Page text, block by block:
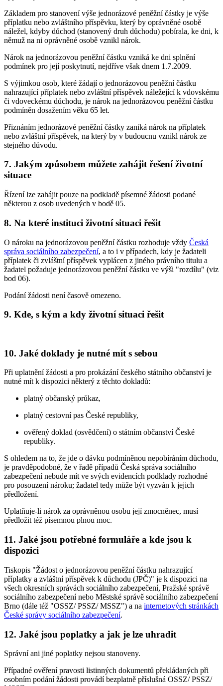
Základem pro stanovení výše jednorázové peněžní částky je výše
příplatku nebo zvláštního příspěvku, který by oprávněné osobě
náležel, kdyby důchod (stanovený druh důchodu) pobírala, ke dni, k
němuž na ni oprávněné osobě vznikl nárok.
Nárok na jednorázovou peněžní částku vzniká ke dni splnění
podmínek pro její poskytnutí, nejdříve však dnem 1.7.2009.
S výjimkou osob, které žádají o jednorázovou peněžní částku
nahrazující příplatek nebo zvláštní příspěvek náležející k vdovskému
či vdoveckému důchodu, je nárok na jednorázovou peněžní částku
podmíněn dosažením věku 65 let.
Přiznáním jednorázové peněžní částky zaniká nárok na příplatek
nebo zvláštní příspěvek, na který by v budoucnu vznikl nárok ze
stejného důvodu.
7. Jakým způsobem můžete zahájit řešení životní
situace
Řízení lze zahájit pouze na podkladě písemné žádosti podané
některou z osob uvedených v bodě 05.
8. Na které instituci životní situaci řešit
O nároku na jednorázovou peněžní částku rozhoduje vždy Česká
správa sociálního zabezpečení, a to i v případech, kdy je žadateli
příplatek či zvláštní příspěvek vyplácen z jiného právního titulu a
žadatel požaduje jednorázovou peněžní částku ve výši "rozdílu" (viz
bod 06).
Podání žádosti není časově omezeno.
9. Kde, s kým a kdy životní situaci řešit
10. Jaké doklady je nutné mít s sebou
Při uplatnění žádosti a pro prokázání českého státního občanství je
nutné mít k dispozici některý z těchto dokladů:
platný občanský průkaz,
platný cestovní pas České republiky,
ověřený doklad (osvědčení) o státním občanství České
republiky.
S ohledem na to, že jde o dávku podmíněnou nepobíráním důchodu,
je pravděpodobné, že v řadě případů Česká správa sociálního
zabezpečení nebude mít ve svých evidencích podklady rozhodné
pro posouzení nároku; žadatel tedy může být vyzván k jejich
předložení.
Uplatňuje-li nárok za oprávněnou osobu její zmocněnec, musí
předložit též písemnou plnou moc.
11. Jaké jsou potřebné formuláře a kde jsou k
dispozici
Tiskopis "Žádost o jednorázovou peněžní částku nahrazující
příplatky a zvláštní příspěvek k důchodu (JPČ)" je k dispozici na
všech okresních správách sociálního zabezpečení, Pražské správě
sociálního zabezpečení nebo Městské správě sociálního zabezpečení
Brno (dále též "OSSZ/ PSSZ/ MSSZ") a na internetových stránkách
České správy sociálního zabezpečení.
12. Jaké jsou poplatky a jak je lze uhradit
Správní ani jiné poplatky nejsou stanoveny.
Případné ověření pravosti listinných dokumentů překládaných při
osobním podání žádosti provádí bezplatně příslušná OSSZ/ PSSZ/